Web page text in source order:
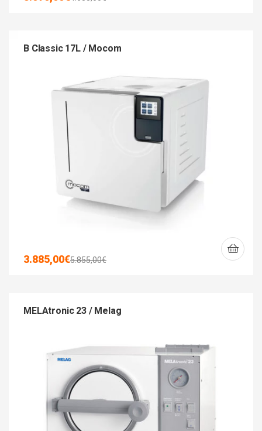
B Classic 17L / Mocom
5.855,00€
3.885,00€
MELAtronic 23 / Melag